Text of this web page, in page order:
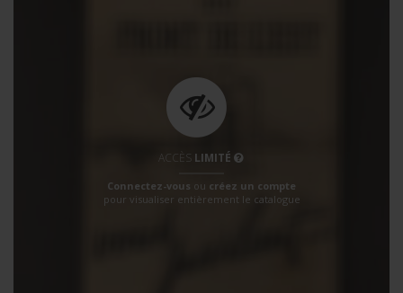
ACCÈS LIMITÉ
Connectez-vous ou créez un compte
pour visualiser entièrement le catalogue